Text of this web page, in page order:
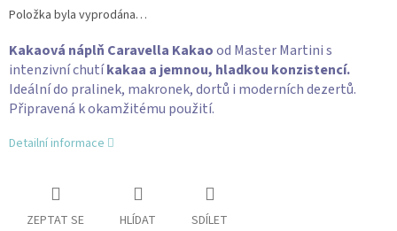
Položka byla vyprodána…
Kakaová náplň Caravella Kakaood Master Martini s
intenzivní chutíkakaa a jemnou, hladkou konzistencí.
Ideální do pralinek, makronek, dortů i moderních dezertů.
Připravená k okamžitému použití.
Detailní informace
ZEPTAT SE HLÍDAT SDÍLET